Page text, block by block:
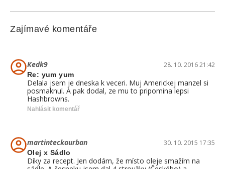
Zajímavé komentáře
Kedk9 28. 10. 2016 21:42
Re: yum yum
Delala jsem je dneska k veceri. Muj Americkej manzel si
posmaknul. A pak dodal, ze mu to pripomina lepsi
Hashbrowns.
Nahlásit komentář
martinteckaurban 30. 10. 2015 17:35
Olej x Sádlo
Díky za recept. Jen dodám, že místo oleje smažím na